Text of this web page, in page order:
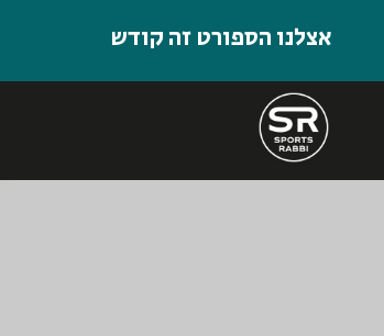
אצלנו הספורט זה קודש